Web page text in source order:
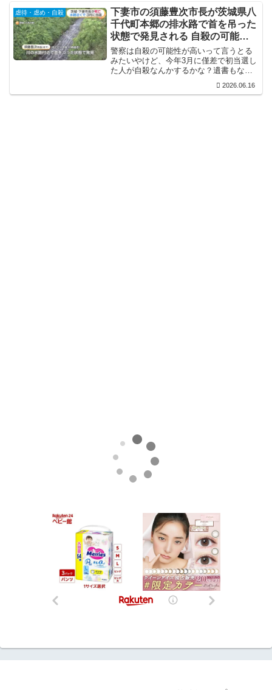
虐待・虐め・自殺
下妻市の須藤豊次市長が茨城県八
千代町本郷の排水路で首を吊った
状態で発見される 自殺の可能性
が高い 今年3月に初当選
警察は自殺の可能性が高いって言うとる
みたいやけど、今年3月に僅差で初当選し
た人が自殺なんかするかな？遺書もない
2026.06.16